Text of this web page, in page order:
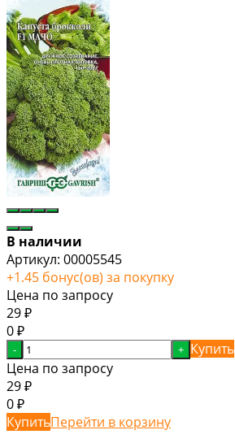
В наличии
Артикул: 00005545
+1.45 бонус(ов) за покупку
Цена по запросу
29 ₽
0 ₽
- + Купить
Цена по запросу
29 ₽
0 ₽
КупитьПерейти в корзину